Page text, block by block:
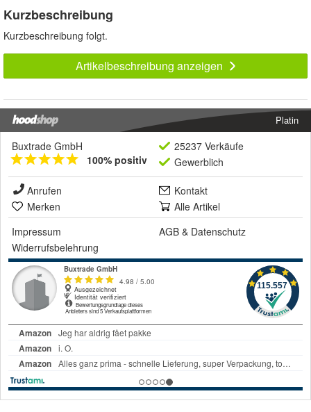
Kurzbeschreibung
Kurzbeschreibung folgt.
Artikelbeschreibung anzeigen
Platin
Buxtrade GmbH
100% positiv
25237 Verkäufe
Gewerblich
Anrufen
Kontakt
Merken
Alle Artikel
Impressum
AGB & Datenschutz
Widerrufsbelehrung